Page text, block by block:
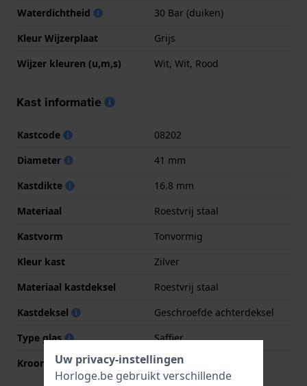
Waterdichtheid
30 Bar (duiken)
Kleur Wijzerplaat
Grijs
Wijzer kleuren (u,m,s)
Wit, Wit, Rood
Kast informatie
Kastcode
08202
Diameter
41 mm
Kastdikte
16.8 mm
Materiaal
Roestvrij staal
Kastvorm
Tonvormig
Kleur kast
Zilver
Materiaal kastdeksel
Roestvrij staal
Kastdeksel
Geschroefde achterdeksel
Type glas
Saffier
Kroon
Geschroefde kroon
Uw privacy-instellingen
Horloge.be gebruikt verschillende